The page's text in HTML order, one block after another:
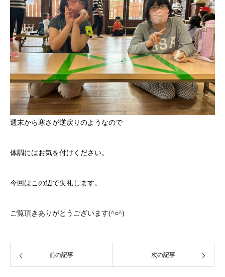
週末から寒さが逆戻りのようなので
体調にはお気を付けください。
今回はこの辺で失礼します。
ご覧頂きありがとうございます(^○^)
前の記事 次の記事